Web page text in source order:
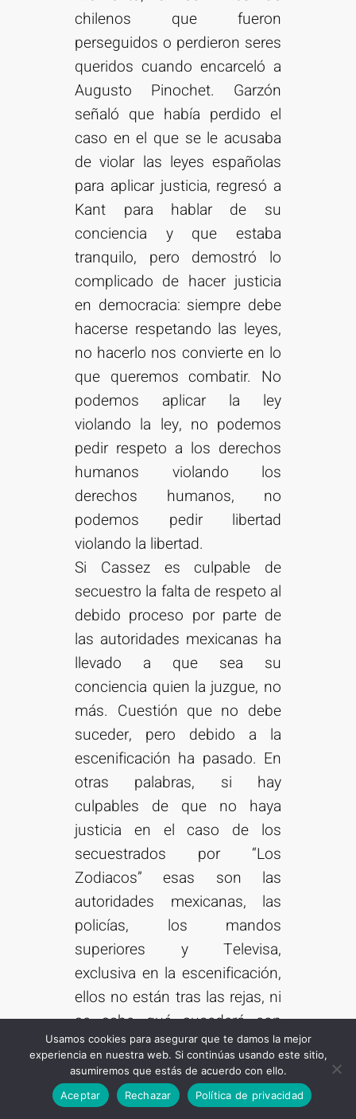
chilenos que fueron
perseguidos o perdieron seres
queridos cuando encarceló a
Augusto Pinochet. Garzón
señaló que había perdido el
caso en el que se le acusaba
de violar las leyes españolas
para aplicar justicia, regresó a
Kant para hablar de su
conciencia y que estaba
tranquilo, pero demostró lo
complicado de hacer justicia
en democracia: siempre debe
hacerse respetando las leyes,
no hacerlo nos convierte en lo
que queremos combatir. No
podemos aplicar la ley
violando la ley, no podemos
pedir respeto a los derechos
humanos violando los
derechos humanos, no
podemos pedir libertad
violando la libertad.
Si Cassez es culpable de
secuestro la falta de respeto al
debido proceso por parte de
las autoridades mexicanas ha
llevado a que sea su
conciencia quien la juzgue, no
más. Cuestión que no debe
suceder, pero debido a la
escenificación ha pasado. En
otras palabras, si hay
culpables de que no haya
justicia en el caso de los
secuestrados por “Los
Zodiacos” esas son las
autoridades mexicanas, las
policías, los mandos
superiores y Televisa,
exclusiva en la escenificación,
ellos no están tras las rejas, ni
se sabe qué sucederá con
ellos, los otros victimarios de
la justicia.
Comparte esto:
Suscribirse
Usamos cookies para asegurar que te damos la mejor
experiencia en nuestra web. Si continúas usando este sitio,
asumiremos que estás de acuerdo con ello.
Aceptar
Rechazar Política de privacidad